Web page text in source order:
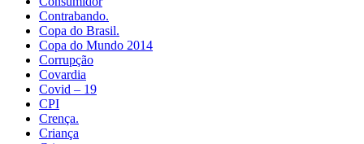
Contrabando.
Copa do Brasil.
Copa do Mundo 2014
Corrupção
Covardia
Covid – 19
CPI
Crença.
Criança